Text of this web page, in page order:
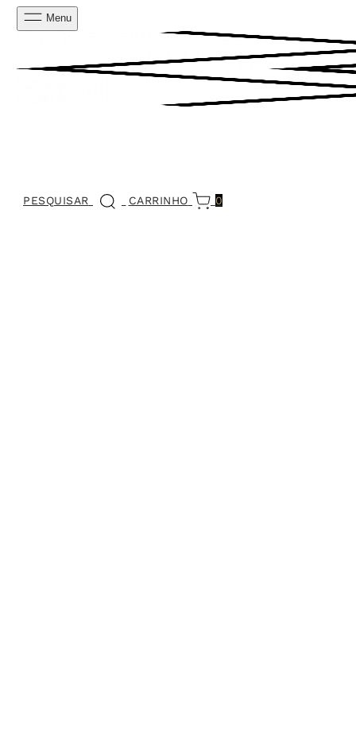
Menu
PESQUISAR CARRINHO 0